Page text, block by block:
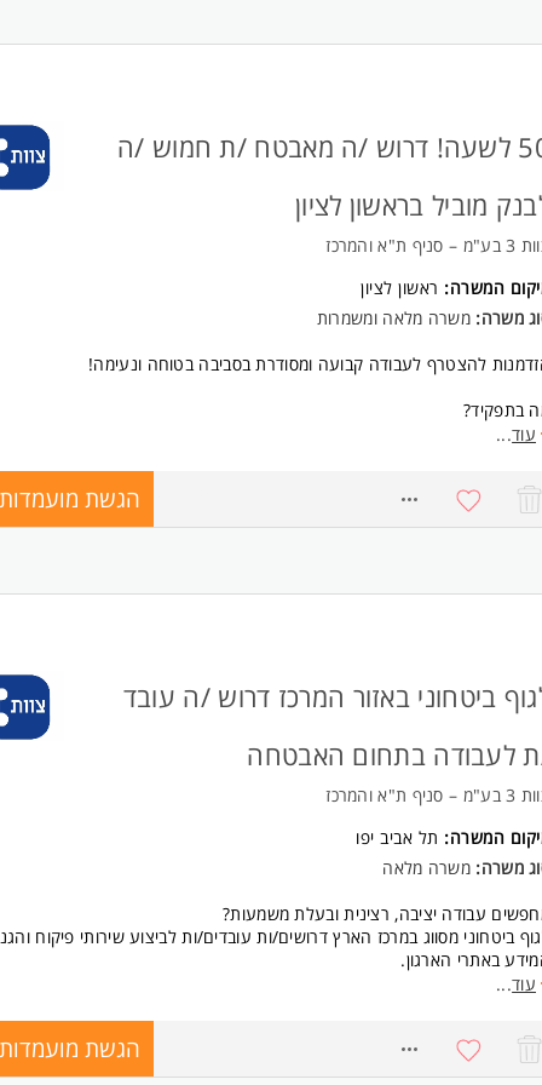
ללמוד במהלך משמרות הערב והלילה
העסקה בסוף אוגוסט
אנוש מעולים ותודעת שירות גבוהה
סדר, ארגון וראש גדול
קודם - יתרון המשרה מיועדת לנשים ולגברים כאחד.
50 לשעה! דרוש /ה מאבטח /ת חמוש /ה
מוביל בראשון לציון
– סניף ת"א והמרכז
המשרה: ראשון לציון
משרה: משרה מלאה ומשמרות
להצטרף לעבודה קבועה ומסודרת בסביבה בטוחה ונעימה!
בתפקיד?
על בקרת כניסה למתחם
המשרה:
ביס יומי
דרישות:
צבאי מלא רובאי 03 ומעלה
למעבר קורס ייעודי (בתשלום) המשרה מיועדת לנשים ולגברים כאחד.
עוד...
הגשת מועמדות
ביטחוני באזור המרכז דרוש /ה עובד
לעבודה בתחום האבטחה
– סניף ת"א והמרכז
המשרה: תל אביב יפו
משרה: משרה מלאה
עבודה יציבה, רצינית ובעלת משמעות?
ביטחוני מסווג במרכז הארץ דרושים/ות עובדים/ות לביצוע שירותי פיקוח
באתרי הארגון.
פיקוח, בקרה ושמירה על נהלי אבטחת מידע במתקנים ביטחוניים.
עבודה בסביבה מקצועית ומבוקרת.
של אחריות אישית, עמידה בנהלים ויכולת קבלת החלטות בשטח.
עוד...
הגשת מועמדות